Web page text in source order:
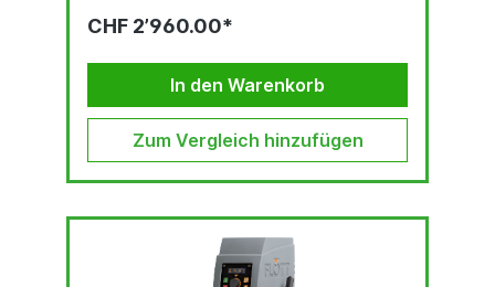
über mittigen DrehknopfNOT-AUS-
ÜberlastungsschutzUnterspannungsauslöserBo
hrschutz mit elektr. AbsicherungAnschlußkabel
mit Schuko-Stecker (1,2 m)3 Jahre Garantie bei
CHF 2’960.00*
In den Warenkorb
Zum Vergleich hinzufügen